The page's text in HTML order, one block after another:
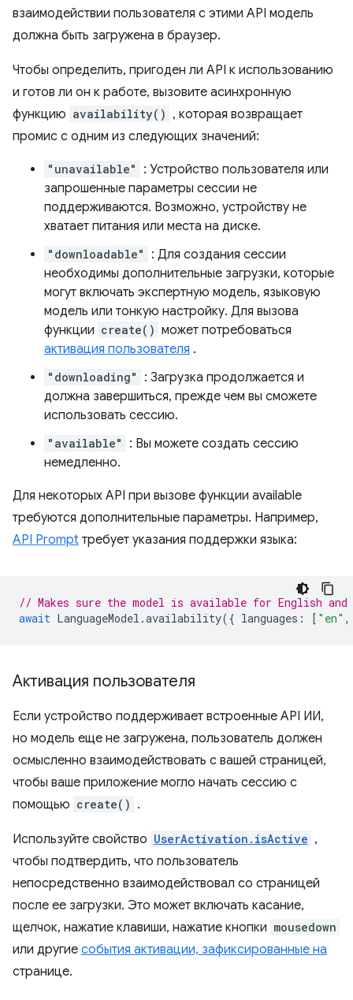
взаимодействии пользователя с этими API модель
должна быть загружена в браузер.
Чтобы определить, пригоден ли API к использованию
и готов ли он к работе, вызовите асинхронную
функцию availability() , которая возвращает
промис с одним из следующих значений:
"unavailable"
: Устройство пользователя или
запрошенные параметры сессии не
поддерживаются. Возможно, устройству не
хватает питания или места на диске.
"downloadable"
: Для создания сессии
необходимы дополнительные загрузки, которые
могут включать экспертную модель, языковую
модель или тонкую настройку. Для вызова
функции create() может потребоваться
активация пользователя .
"downloading"
: Загрузка продолжается и
должна завершиться, прежде чем вы сможете
использовать сессию.
"available"
: Вы можете создать сессию
немедленно.
Для некоторых API при вызове функции available
требуются дополнительные параметры. Например,
API Prompt требует указания поддержки языка:
// Makes sure the model is available for English and
await LanguageModel .availability({ languages : [ "en" ,
Активация пользователя
Если устройство поддерживает встроенные API ИИ,
но модель еще не загружена, пользователь должен
осмысленно взаимодействовать с вашей страницей,
чтобы ваше приложение могло начать сессию с
помощью create() .
Используйте свойство UserActivation.isActive ,
чтобы подтвердить, что пользователь
непосредственно взаимодействовал со страницей
после ее загрузки. Это может включать касание,
щелчок, нажатие клавиши, нажатие кнопки mousedown
или другие события активации, зафиксированные на
странице.